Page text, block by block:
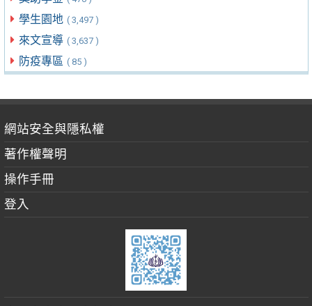
學生園地 ( 3,497 )
來文宣導 ( 3,637 )
防疫專區 ( 85 )
網站安全與隱私權
著作權聲明
操作手冊
登入